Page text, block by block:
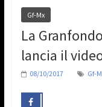
Gf-Mx
La
lancia il
08/10/2017 Gf-